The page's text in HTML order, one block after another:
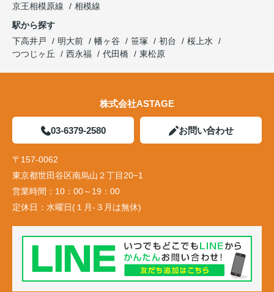
京王相模原線
相模線
駅から探す
下高井戸
明大前 幡ヶ谷 笹塚 初台
桜上水
つつじヶ丘
西永福 代田橋 東松原
株式会社ASTAGE
03-6379-2580 お問い合わせ
〒157-0062
東京都世田谷区南烏山２丁目20−1
営業時間： 10：00～19：00
定休日： 水曜日(１月-３月は無休)